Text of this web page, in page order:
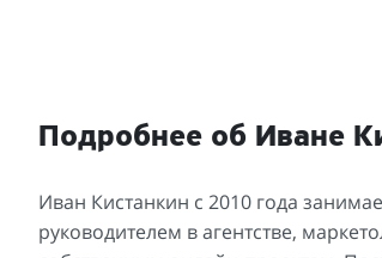
Подробнее об Иване
Иван Кистанкин с 2010 года
руководителем в агентстве,